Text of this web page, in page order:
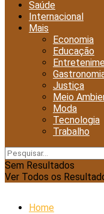
Saúde
Internacional
Mais
Economia
Educação
Justiça
Meio
Moda
Tecnologia
Trabalho
Sem Resultados
Ver Todos os
Home